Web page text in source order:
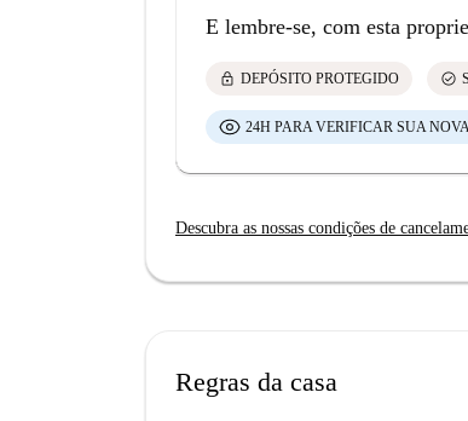
E lembre-se, com esta
lock DEPÓSITO PROTEGIDO check_circle
24H PARA VERIFICAR SUA
Descubra as nossas condições de
Regras da casa